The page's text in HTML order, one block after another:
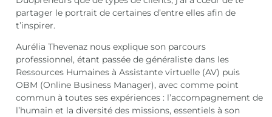
partager le portrait de certaines d’entre elles afin de
t’inspirer.
Aurélia Thevenaz nous explique son parcours
professionnel, étant passée de généraliste dans les
Ressources Humaines à Assistante virtuelle (AV) puis
OBM (Online Business Manager), avec comme point
commun à toutes ses expériences : l’accompagnement de
l’humain et la diversité des missions, essentiels à son